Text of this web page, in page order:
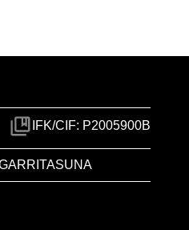
IFK/CIF: P2005900B